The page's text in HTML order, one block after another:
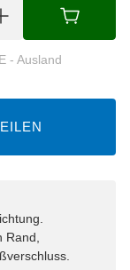
- Ausland
Rand,